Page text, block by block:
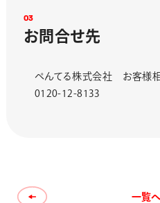
03
お問 合せ先
ぺんてる株式会社 お客様相
0120-12-8133
一覧